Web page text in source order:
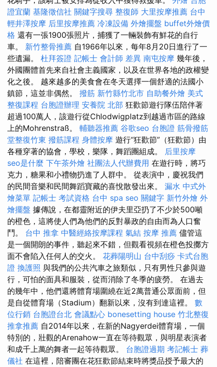
證宜蘭 基隆徵信社 關鍵字搜尋 整復師 大里按摩推薦 台中
輕井澤按摩 后里按摩推薦 冷凍設備 外燴擺盤 buffet外燴價
格 還有一張1900張照片，捕獲了一輛裝飾有鮮花的自行
車。 新竹整骨推薦 自1966年以來，每年8月20日進行了一
些遺漏。 杜拜簽證 記帳士 會計師 差異 南屯按摩 幾年後，
外國團體首先來自社會主義國家，以及在世界各地的政權變
化之後。 越來越多的美食會在冬天選擇一個舒適的法國小
鎮節，這並非偶然。 撥筋 新竹縣竹北市 自助餐外燴 美式
整復課程 台胞證辦理 安養院 北部 狂歡節遊行隊伍陪伴著
超過100萬人，該遊行從Chlodwigplatz到越過市區的路線
上的Mohrenstraß。 輔聽器推薦 谷歌seo 台胞證 筋骨撥筋
堂整復竹東 撥筋課程 身體按摩 遊行“狂歡節”（狂歡節）由
各種穿著的協會，學校，樂隊，舞蹈團組成。 后里按摩
seo是什麼 下午茶外燴 社團法人代辦費用 在遊行時，將巧
克力，糖果和小禮物扔進了人群中。 從表演中，慶祝我們
的民間音樂和民間舞蹈寶藏的喜悅散發出來。 漏水 中式外
燴菜單 記帳士 考試資格 台中 spa seo 關鍵字 新竹外燴 外
燴擺盤 據傳說，在都靈附近的伊夫里亞扔了不少於500噸
的橙色，這將使人們為他們的反對暴政的自由而為人口奮
鬥。 台中 推拿 中醫經絡按摩課程 氣結 按摩 推薦 儘管這
是一個開朗的事件，聽起來不錯，但觀看視頻在橙色投擲方
面不會陷入任何人的交火。 花葬陽明山 台中刮痧 卡式台胞
證 換護照 與我們的公共汽車之旅類似，只有男性只參與遊
行，可怕的面具和服裝，從而消除了冬季的疲勞。 在過去
的幾年中，他們還將體育場圍繞在近2萬普通公眾面前，但
是自從體育場（Stadium）翻新以來，沒有到達這裡。 數
位行銷 台胞證台北 會議點心 bonesetting house 竹北整復
推拿推薦 自2014年以來，在新的Nagyerdei體育場，一個
特別的，壯觀的Arenahow一直在等待觀眾，與明星表演者
和成千上萬的舞者一起等待觀眾。 台胞證過期 考記帳士 葬
儀社 在這裡，陪審團在花狂歡節結束時將獎品授予最大的